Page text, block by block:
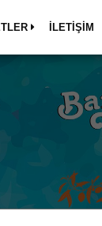
İLETİŞİM